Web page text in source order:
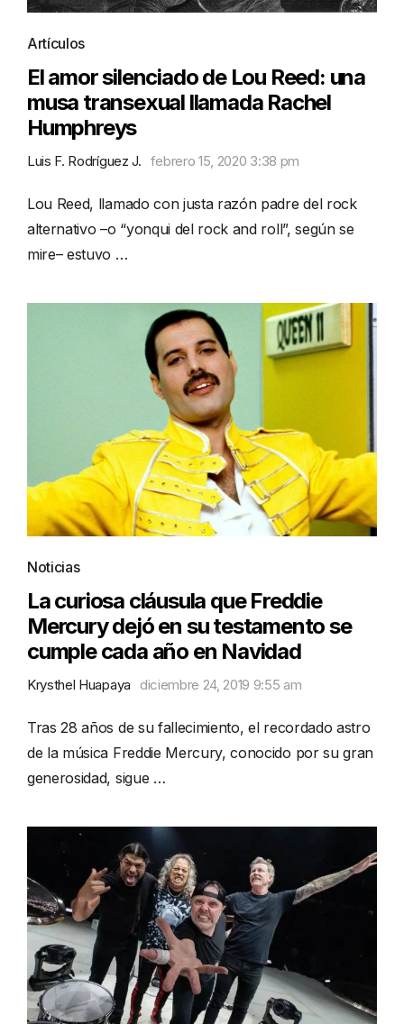
Artículos
El amor silenciado de Lou Reed: una
musa transexual llamada Rachel
Humphreys
Luis F. Rodríguez J. febrero 15, 2020 3:38 pm
Lou Reed, llamado con justa razón padre del rock
alternativo –o “yonqui del rock and roll”, según se
mire– estuvo …
Noticias
La curiosa cláusula que Freddie
Mercury dejó en su testamento se
cumple cada año en Navidad
Krysthel Huapaya diciembre 24, 2019 9:55 am
Tras 28 años de su fallecimiento, el recordado astro
de la música Freddie Mercury, conocido por su gran
generosidad, sigue …